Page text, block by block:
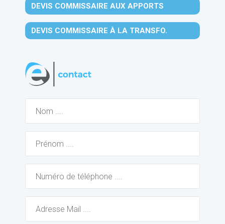
DEVIS COMMISSAIRE AUX APPORTS
DEVIS COMMISSAIRE À LA TRANSFO.